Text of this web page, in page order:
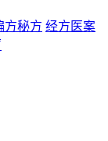
方秘方 经方医案